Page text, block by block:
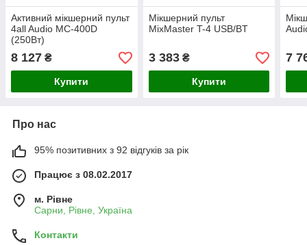
Активний мікшерний пульт
4all Audio MC-400D
(250Вт)
8 127 ₴
Купити
Мікшерний пульт
MixMaster T-4 USB/BT
3 383₴
Купити
7
Про нас
95% позитивних з 92 відгуків за рік
Працює з 08.02.2017
м. Рівне
Сарни, Рівне, Україна
Контакти